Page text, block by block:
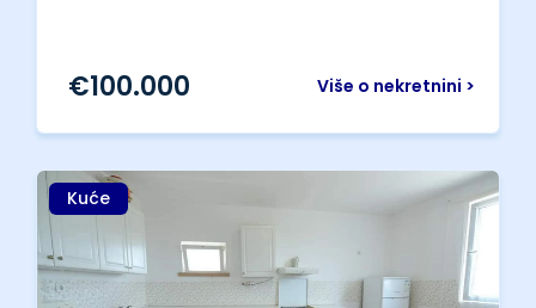
Više o nekretnini >
€100.000
Kuće